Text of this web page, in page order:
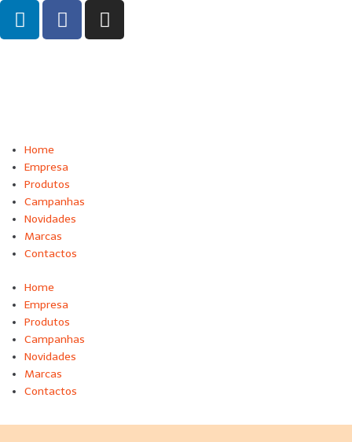
Home
Empresa
Produtos
Campanhas
Novidades
Marcas
Contactos
Home
Empresa
Produtos
Campanhas
Novidades
Marcas
Contactos